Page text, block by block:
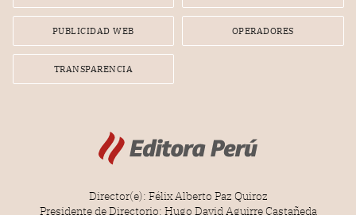
PUBLICIDAD WEB OPERADORES
TRANSPARENCIA
Director(e): Félix Alberto Paz Quiroz
Presidente de Directorio: Hugo David Aguirre Castañeda